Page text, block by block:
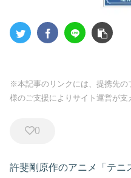
※本記事のリンクには、提携先の
様のご支援によりサイト運営が支
0
許斐剛原作のアニメ「テニ